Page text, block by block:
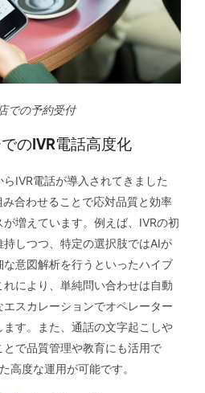
での予約受付
のIVR電話高度化
IVR電話が導入されてきました
合わせることで応対品質と効率
増えています。例えば、IVRの初
しつつ、特定の選択肢ではAIが
意図解析を行うといったハイブ
により、単純問い合わせは自動
スカレーションでオペレーター
す。また、通話の文字起こしや
で品質管理や教育にも活用で
高度な運用が可能です。